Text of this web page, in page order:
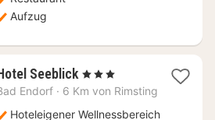
Aufzug
Seeblick 1
Nacht
118
, 3 Sterne
Endorf · 6 Km von Rimsting
Hoteleigener Wellnessbereich